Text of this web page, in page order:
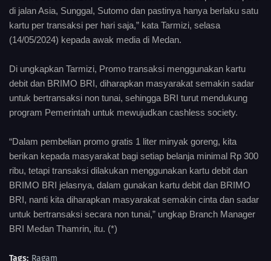
di jalan Asia, Sunggal, Sutomo dan pastinya hanya berlaku satu
kartu per transaksi per hari saja,” kata Tarmizi, selasa
(14/05/2024) kepada awak media di Medan.
Di ungkapkan Tarmizi, Promo transaksi menggunakan kartu
debit dan BRIMO BRI, diharapkan masyarakat semakin sadar
untuk bertransaksi non tunai, sehingga BRI turut mendukung
program Pemerintah untuk mewujudkan cashless society.
“Dalam pembelian promo gratis 1 liter minyak goreng, kita
berikan kepada masyarakat bagi setiap belanja minimal Rp 300
ribu, tetapi transaksi dilakukan menggunakan kartu debit dan
BRIMO BRI jelasnya, dalam gunakan kartu debit dan BRIMO
BRI, nanti kita diharapkan masyarakat semakin cinta dan sadar
untuk bertransaksi secara non tunai,” ungkap Branch Manager
BRI Medan Thamrin, itu. (*)
Tags: Ragam